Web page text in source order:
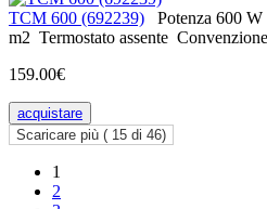
ТСМ 600 (692239) Potenza 600 W
m2 Termostato assente Convenzione
159.00€
acquistare
Scaricare più ( 15 di 46)
1
2